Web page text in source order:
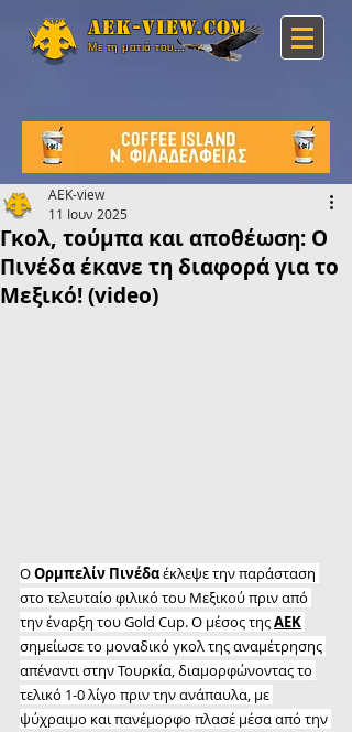
Aek-view.com
Με τη ματιά του...
Γκολ, τούμπα και αποθέωση: Ο
Πινέδα έκανε τη διαφορά για το
Μεξικό! (video)
AEK-view
11 Ιουν 2025
Ο Ορμπελίν Πινέδα έκλεψε την παράσταση
στο τελευταίο φιλικό του Μεξικού πριν από
την έναρξη του Gold Cup. Ο μέσος της ΑΕΚ
σημείωσε το μοναδικό γκολ της αναμέτρησης
απέναντι στην Τουρκία, διαμορφώνοντας το
τελικό 1-0 λίγο πριν την ανάπαυλα, με
ψύχραιμο και πανέμορφο πλασέ μέσα από την